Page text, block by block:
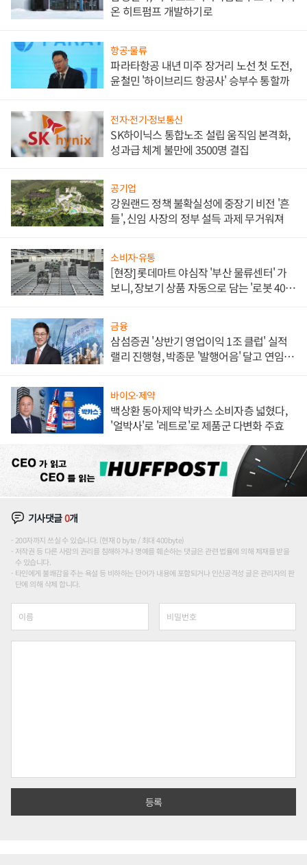
온 히트펌프 개발하기로
항공·물류
파라타항공 내년 미주 장거리 노선 첫 도전,
윤철민 '하이브리드 항공사' 승부수 통할까
전자·전기·정보통신
SK하이닉스 통합노조 설립 움직임 본격화,
성과급 체계 불만에 3500명 결집
공기업
강원랜드 정책 불확실성에 중장기 비전 '흔
들', 신임 사장의 정부 설득 과제 무거워져
소비자·유통
[현장] 롯데마트 야심작 '부산 물류센터' 가
보니, 장보기 상품 자동으로 담는 '로봇 400
금융
삼섬증권 '상반기 영업이익 1조 클럽' 실적
랠리 진행형, 박종문 '발행어음' 달고 연임 향
바이오·제약
백상환 동아제약 박카스 소비자층 넓혔다,
'얼박사'로 '레트로'로 제품군 다변화 주효
기사댓글0개
200자까지 쓰실 수 있습니다. (현재 0 byte / 최대 400byte)
저작권 등 다른 사람의 권리를 침해하거나 명예를 훼손하는 댓글은 관련 법률에 의해 제재를 받을
수 있습니다.
타인에게 불쾌감을 주는 욕설 등 비하하는 단어가 내용에 포함되거나 인신공격성 글은 관리자의 판
단에 의해 삭제 합니다.